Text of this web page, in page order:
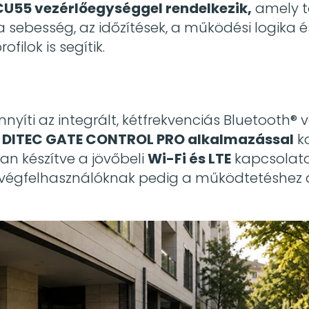
vezérlőegységgel rendelkezik, amely
sebesség, az időzítések, a működési logika
is segítik.
az integrált, kétfrekvenciás Bluetooth®
GATE CONTROL PRO alkalmazással
készítve a jövőbeliWi-Fi és LTE
pedig a